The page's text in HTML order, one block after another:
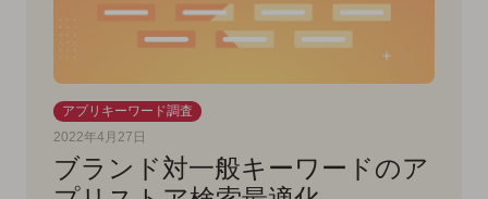
アプリキーワード調査
2022年4月27日
ブランド対一般キーワードのア